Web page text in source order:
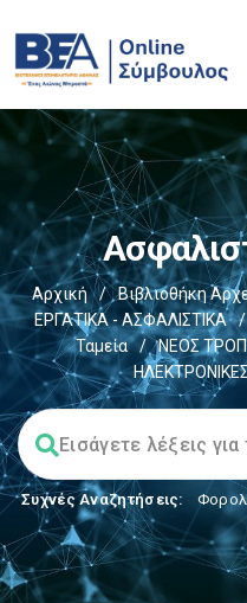
Αρχική / Βιβλιοθήκη
ΕΡΓΑΤΙΚΑ - ΑΣΦΑΛΙΣΤΙΚΑ
/
Ταμεία
/
ΝΕΟΣ
Συχνές Αναζητήσεις: